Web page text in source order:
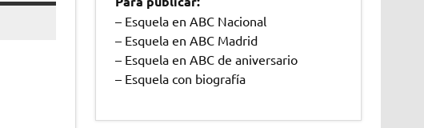
– Esquela en ABC Nacional
– Esquela en ABC Madrid
– Esquela en ABC de aniversario
– Esquela con biografía